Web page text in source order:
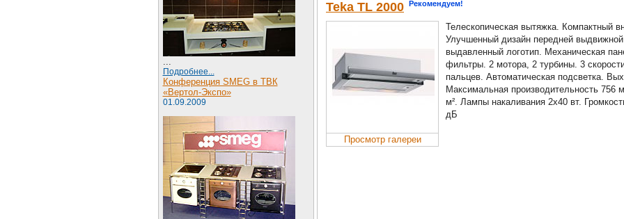
...
Подробнее...
Конференция SMEG в ТВК
«Вертол-Экспо»
01.09.2009
Teka TL 2000 Рекомендуем!
Просмотр галереи
Телескопическая вытяжка. Компактный
Улучшенный дизайн передней
выдавленный логотип. Механическая
фильтры. 2 мотора, 2 турбины. 3
пальцев. Автоматическая подсветка.
Максимальная производительность 756
м². Лампы накаливания 2х40 вт.
дБ